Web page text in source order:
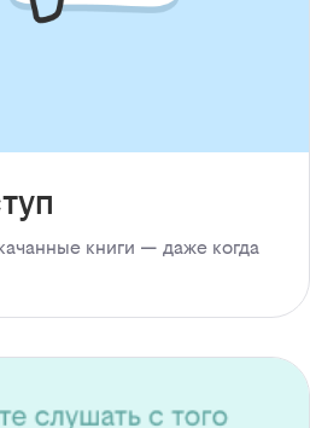
книги — даже когда